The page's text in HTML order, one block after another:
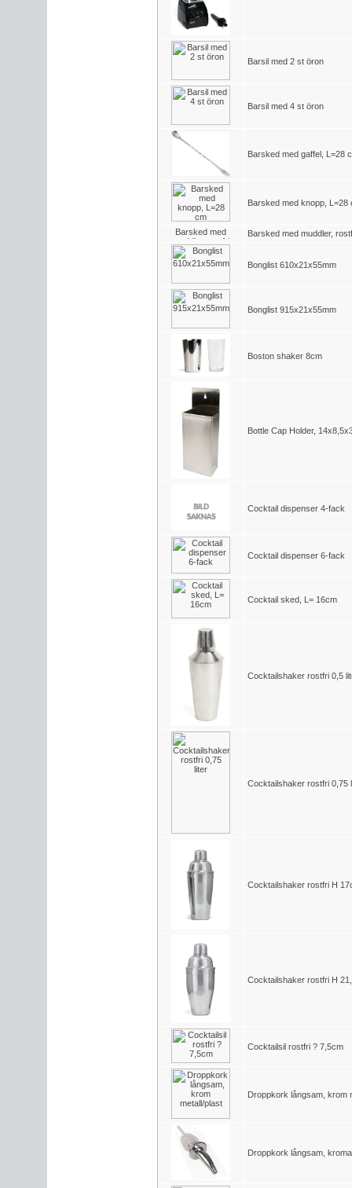
Barsil med 2 st öron
Barsil med 4 st öron
Barsked med gaffel, L=28
Barsked med knopp, L=28
Barsked med muddler,
Bonglist 610x21x55mm
Bonglist 915x21x55mm
Boston shaker 8cm
Bottle Cap Holder,
Cocktail dispenser 4-fack
Cocktail dispenser 6-fack
Cocktail sked, L= 16cm
Cocktailshaker rostfri 0,5
Cocktailshaker rostfri 0,75
Cocktailshaker rostfri H
Cocktailshaker rostfri H
Cocktailsil rostfri ? 7,5cm
Droppkork långsam, krom
Droppkork långsam,